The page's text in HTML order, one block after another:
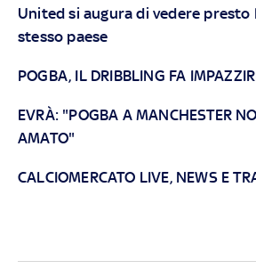
United si augura di vedere presto
stesso paese
POGBA, IL DRIBBLING FA
EVRÀ: "POGBA A MANCHESTER
AMATO"
CALCIOMERCATO LIVE, NEWS E